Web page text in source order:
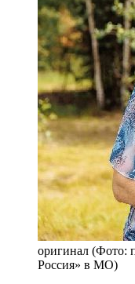
оригинал (Фото:
Россия» в МО)